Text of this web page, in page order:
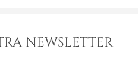
NEWSLETTER